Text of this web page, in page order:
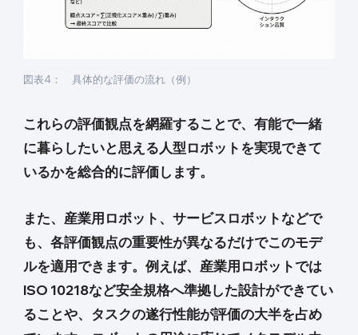
図表4： 具体的な評価の流れ（例）
これらの評価観点を網羅することで、有能で一緒
に暮らしたいと思える人型ロボットを実現できて
いるかを総合的に評価します。
また、産業用ロボット、サービスロボットなどで
も、各評価観点の重要性が異なるだけでこのモデ
ルを適用できます。例えば、産業用ロボットでは
ISO 10218など安全規格へ準拠した設計ができてい
ることや、タスクの遂行性能が評価の大半を占め